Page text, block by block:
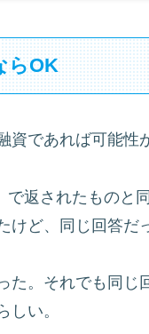
らOK
であれば可能性
返されたものと
ど、同じ回答だ
。それでも同じ
い。